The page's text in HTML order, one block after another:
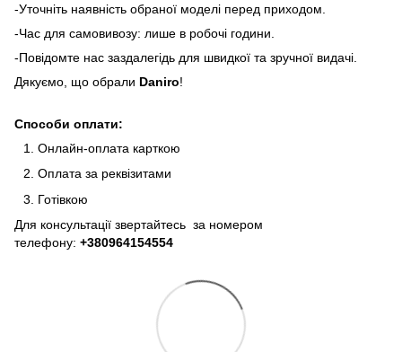
-Уточніть наявність обраної моделі перед приходом.
-Час для самовивозу: лише в робочі години.
-Повідомте нас заздалегідь для швидкої та зручної видачі.
Дякуємо, що обрали Daniro!
Способи оплати:
Онлайн-оплата карткою
Оплата за реквізитами
Готівкою
Для консультації звертайтесь за номером
телефону: +380964154554